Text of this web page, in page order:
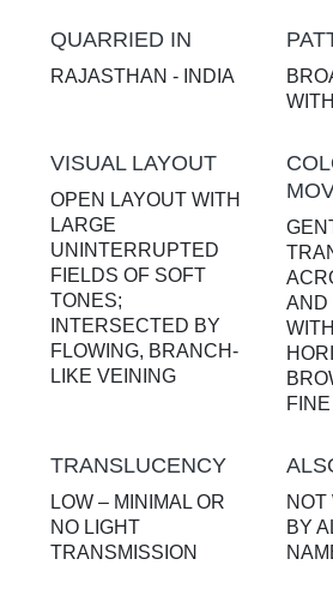
QUARRIED IN
RAJASTHAN - INDIA
VISUAL LAYOUT
OPEN LAYOUT WITH
LARGE
UNINTERRUPTED
FIELDS OF SOFT
TONES;
INTERSECTED BY
FLOWING, BRANCH-
LIKE VEINING
AND
TRANSLUCENCY
LOW – MINIMAL OR
NO LIGHT
TRANSMISSION
NOT
BY